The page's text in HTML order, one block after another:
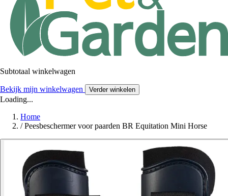
Subtotaal winkelwagen
Bekijk mijn winkelwagen Verder winkelen
Loading...
Home
/ Peesbeschermer voor paarden BR Equitation Mini Horse